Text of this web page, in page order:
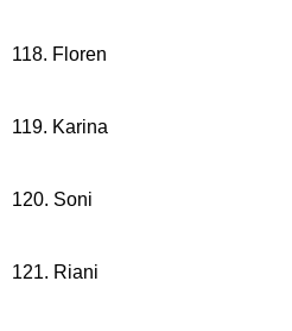
118. Floren
119. Karina
120. Soni
121. Riani